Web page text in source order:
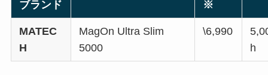
ブランド
※
MATEC
H
MagOn Ultra Slim
5000
\6,990
h